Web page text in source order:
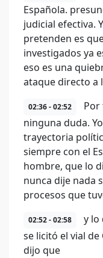
Española.
judicial efectiva.
pretenden es
investigados ya
eso es una
ataque directo a
02:36 - 02:52
Por
ninguna duda.
trayectoria
siempre con el
hombre, que lo
nunca dije nada
procesos que
02:52 - 02:58
y lo
se licitó el vial de
dijo que